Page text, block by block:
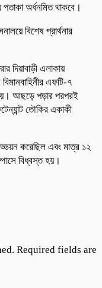
পতাকা অর্ধনমিত থাকবে।
বিশেষ প্রার্থনার
দিয়াবাড়ী এলাকায়
এফটি-৭
আছড়ে পড়ার পরপরই
তৌকির একাকী
করেছিল এবং মাত্র ১২
বিধ্বস্ত হয়।
Required fields are